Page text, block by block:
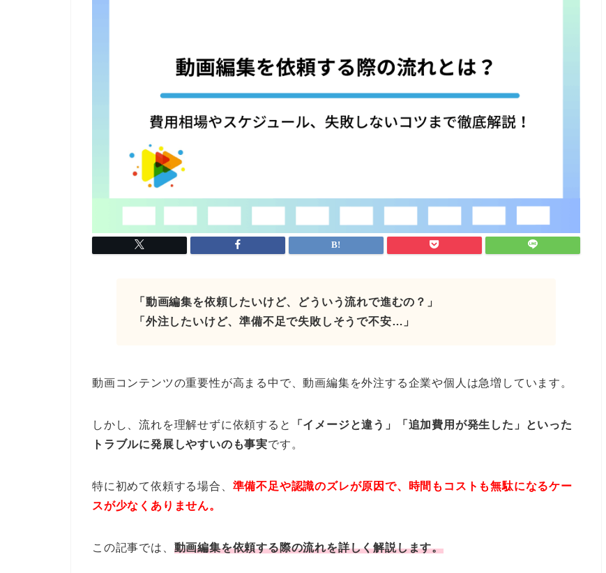
「動画編集を依頼したいけど、どういう流れで進むの？」
「外注したいけど、準備不足で失敗しそうで不安…」
動画コンテンツの重要性が高まる中で、動画編集を外注する企業や個人は急増しています。
しかし、流れを理解せずに依頼すると
「イメージと違う」「追加費用が発生した」といった
トラブルに発展しやすいのも事実です。
特に初めて依頼する場合、 準備不足や認識のズレが原因で、時間もコストも無駄になるケー
スが少なくありません。
この記事では、 動画編集を依頼する際の流れを詳しく解説します。